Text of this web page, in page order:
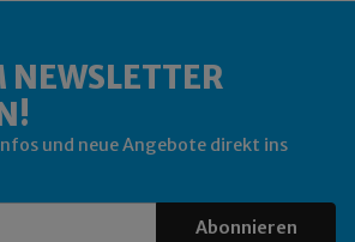
NEWSLETTER
und neue Angebote direkt ins
Abonnieren